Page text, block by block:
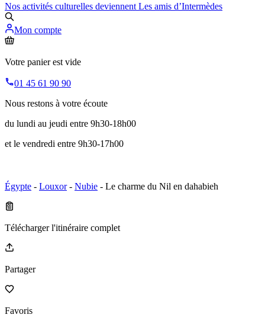
Nos activités culturelles deviennent Les amis d’Intermèdes
Mon compte
Votre panier est vide
01 45 61 90 90
Nous restons à votre écoute
du lundi au jeudi entre 9h30-18h00
et le vendredi entre 9h30-17h00
Égypte - Louxor- Nubie - Le charme du Nil en dahabieh
Télécharger l'itinéraire complet
Partager
Favoris